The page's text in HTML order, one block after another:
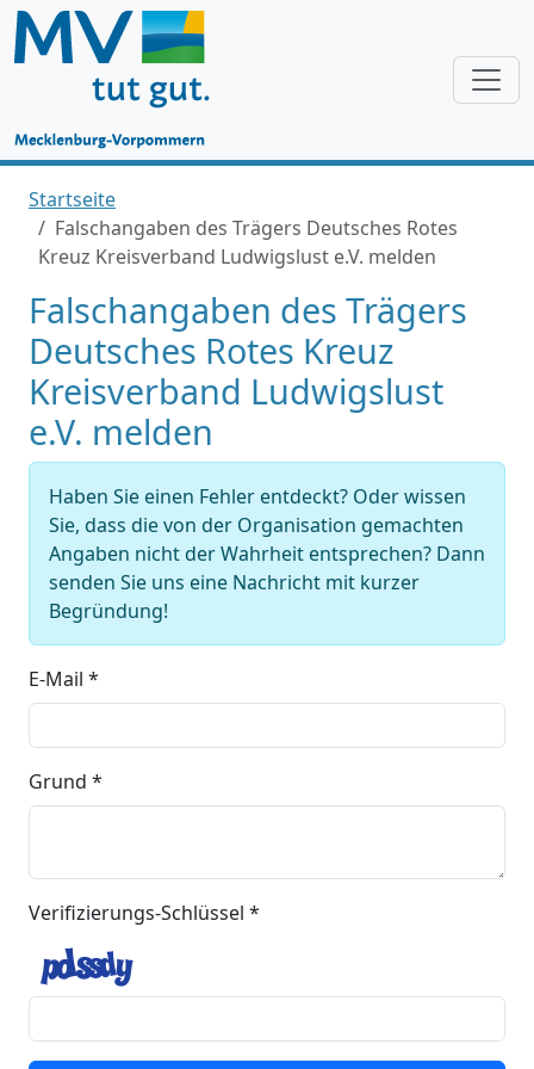
Startseite
Falschangaben des Trägers Deutsches Rotes
Kreuz Kreisverband Ludwigslust e.V. melden
Falschangaben des Trägers
Deutsches Rotes Kreuz
Kreisverband Ludwigslust
e.V. melden
Haben Sie einen Fehler entdeckt? Oder wissen
Sie, dass die von der Organisation gemachten
Angaben nicht der Wahrheit entsprechen? Dann
senden Sie uns eine Nachricht mit kurzer
Begründung!
E-Mail *
Grund *
Verifizierungs-Schlüssel *